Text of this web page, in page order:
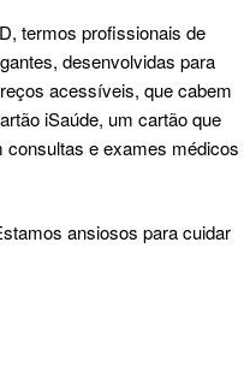
, termos profissionais de
desenvolvidas para
acessíveis, que cabem
iSaúde, um cartão que
e exames médicos
ansiosos para cuidar